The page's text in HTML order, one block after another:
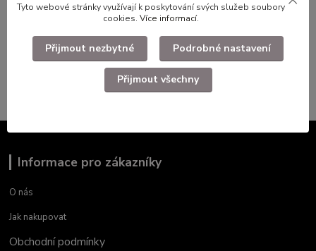
Civlní odznaky,medaile,plakety
Odznaky
Ostatní
Informace pro zákazníky
O nás
Jak nakupovat
Obchodní podmínky
Tyto webové stránky využívají k poskytování svých služeb soubory
cookies. Více informací.
Přijmout nezbytné Podrobné nastavení
Přijmout všechny